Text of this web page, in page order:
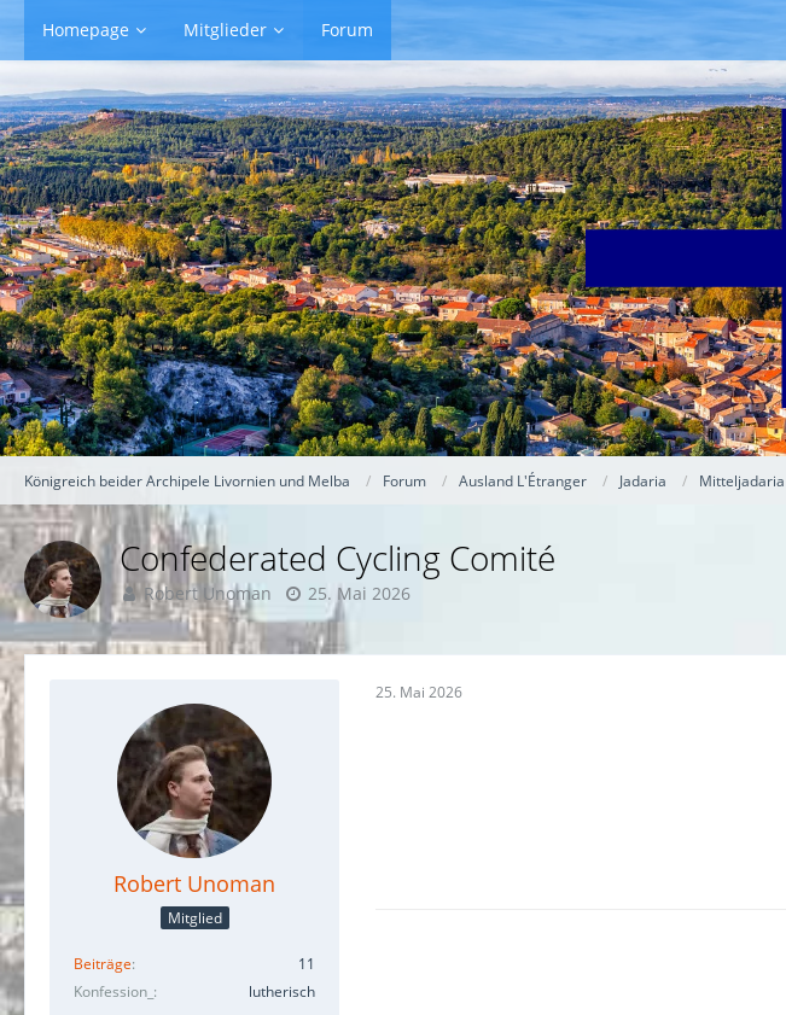
Homepage Mitglieder Forum
Königreich beider Archipele Livornien und Melba Forum Ausland L'Étranger Jadaria
Confederated Cycling Comité
Robert Unoman 25. Mai 2026
Robert Unoman
Mitglied
Beiträge
11
Konfession_
lutherisch
25. Mai 2026